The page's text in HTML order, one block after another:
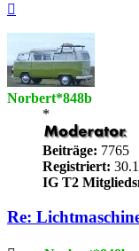
Norbert*848b
*
Beiträge: 7765
Registriert:
IG T2
Re: